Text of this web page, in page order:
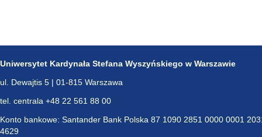
Uniwersytet Kardynała Stefana Wyszyńskiego w Warszawie
ul. Dewajtis 5 | 01-815 Warszawa
tel. centrala +48 22 561 88 00
Konto bankowe: Santander Bank Polska 87 1090 2851 0000 0001
4629